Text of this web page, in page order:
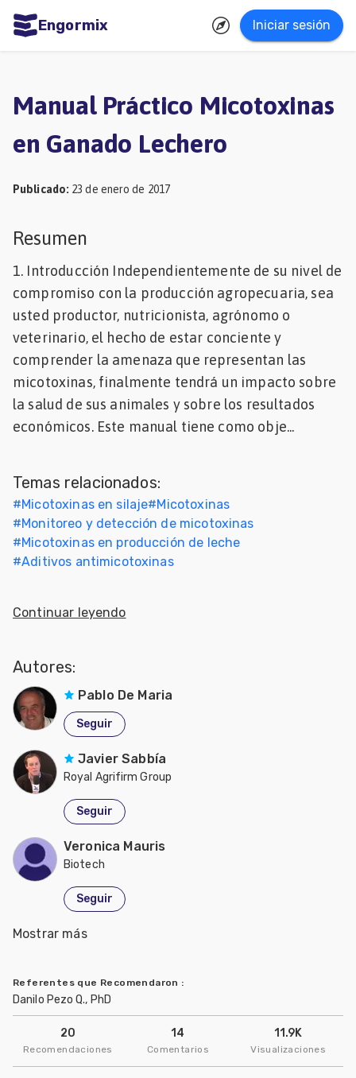
Engormix Iniciar sesión
Agricultura
Balanceados
Avicultura
Ganadería
Lechería
Micotoxinas
Mascotas
Manual Práctico Micotoxinas
en Ganado Lechero
Publicado: 23 de enero de 2017
Resumen
1. Introducción Independientemente de su nivel de
compromiso con la producción agropecuaria, sea
usted productor, nutricionista, agrónomo o
veterinario, el hecho de estar conciente y
comprender la amenaza que representan las
micotoxinas, finalmente tendrá un impacto sobre
la salud de sus animales y sobre los resultados
económicos. Este manual tiene como obje...
Temas relacionados:
#Micotoxinas en silaje#Micotoxinas
#Monitoreo y detección de micotoxinas
#Micotoxinas en producción de leche
#Aditivos antimicotoxinas
Continuar leyendo
Autores:
Pablo De Maria
Seguir
Javier Sabbía
Royal Agrifirm Group
Seguir
Veronica Mauris
Biotech
Seguir
Heber Pose
Mostrar más
Referentes que Recomendaron :
Danilo Pezo Q., PhD
20
Recomendaciones
14
Comentarios
11.9K
Visualizaciones